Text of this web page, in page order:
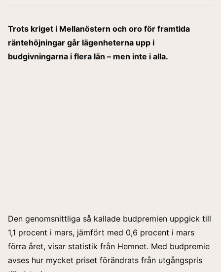
Trots kriget i Mellanöstern och oro för framtida
räntehöjningar går lägenheterna upp i
budgivningarna i flera län – men inte i alla.
Den genomsnittliga så kallade budpremien uppgick till
1,1 procent i mars, jämfört med 0,6 procent i mars
förra året, visar statistik från Hemnet. Med budpremie
avses hur mycket priset förändrats från utgångspris